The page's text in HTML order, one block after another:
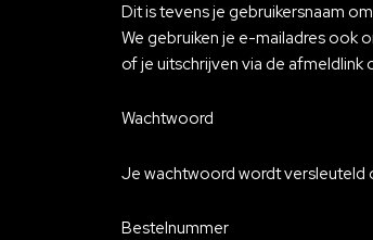
Dit is tevens je gebruikersnaam
We gebruiken je e-mailadres ook
of je uitschrijven via de afmeldlink
Wachtwoord
Je wachtwoord wordt versleuteld
Bestelnummer